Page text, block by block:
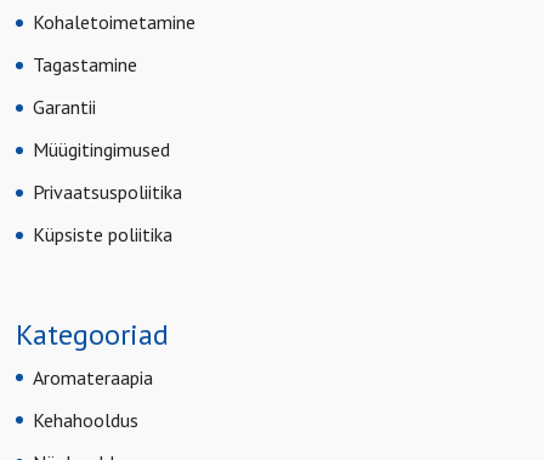
Kohaletoimetamine
Tagastamine
Garantii
Müügitingimused
Privaatsuspoliitika
Küpsiste poliitika
Kategooriad
Aromateraapia
Kehahooldus